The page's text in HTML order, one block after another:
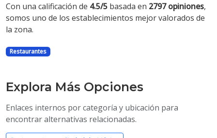
Con una calificación de 4.5/5 basada en 2797 opiniones,
somos uno de los establecimientos mejor valorados de
la zona.
Restaurantes
Explora Más Opciones
Enlaces internos por categoría y ubicación para
encontrar alternativas relacionadas.